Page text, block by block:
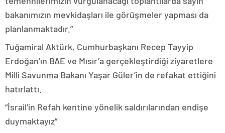
bakanımızın mevkidaşları ile görüşmeler yapması da
planlanmaktadır.”
Tuğamiral Aktürk, Cumhurbaşkanı Recep Tayyip
Erdoğan’ın BAE ve Mısır’a gerçekleştirdiği ziyaretlere
Milli Savunma Bakanı Yaşar Güler’in de refakat ettiğini
hatırlattı.
“İsrail’in Refah kentine yönelik saldırılarından endişe
duymaktayız”